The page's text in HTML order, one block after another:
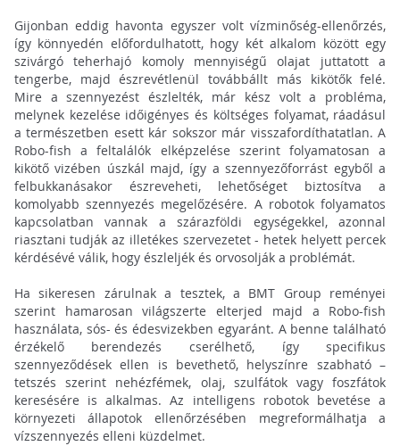
Gijonban eddig havonta egyszer volt vízminőség-ellenőrzés,
így könnyedén előfordulhatott, hogy két alkalom között egy
szivárgó teherhajó komoly mennyiségű olajat juttatott a
tengerbe, majd észrevétlenül továbbállt más kikötők felé.
Mire a szennyezést észlelték, már kész volt a probléma,
melynek kezelése időigényes és költséges folyamat, ráadásul
a természetben esett kár sokszor már visszafordíthatatlan. A
Robo-fish a feltalálók elképzelése szerint folyamatosan a
kikötő vizében úszkál majd, így a szennyezőforrást egyből a
felbukkanásakor észreveheti, lehetőséget biztosítva a
komolyabb szennyezés megelőzésére. A robotok folyamatos
kapcsolatban vannak a szárazföldi egységekkel, azonnal
riasztani tudják az illetékes szervezetet - hetek helyett percek
kérdésévé válik, hogy észleljék és orvosolják a problémát.
Ha sikeresen zárulnak a tesztek, a BMT Group reményei
szerint hamarosan világszerte elterjed majd a Robo-fish
használata, sós- és édesvizekben egyaránt. A benne található
érzékelő berendezés cserélhető, így specifikus
szennyeződések ellen is bevethető, helyszínre szabható –
tetszés szerint nehézfémek, olaj, szulfátok vagy foszfátok
keresésére is alkalmas. Az intelligens robotok bevetése a
környezeti állapotok ellenőrzésében megreformálhatja a
vízszennyezés elleni küzdelmet.